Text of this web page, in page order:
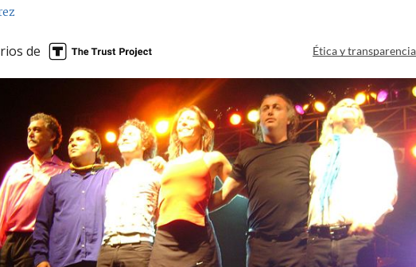
de Ética y